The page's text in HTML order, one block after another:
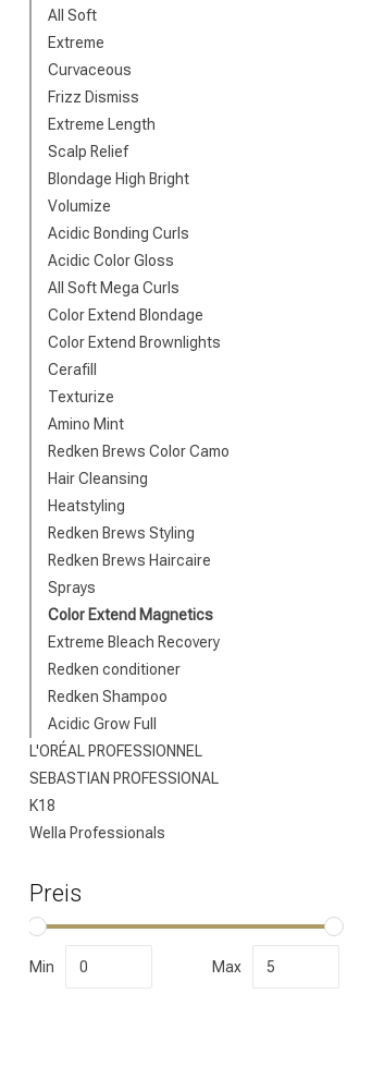
All Soft
Extreme
Curvaceous
Frizz Dismiss
Extreme Length
Scalp Relief
Blondage High Bright
Volumize
Acidic Bonding Curls
Acidic Color Gloss
All Soft Mega Curls
Color Extend Blondage
Color Extend Brownlights
Cerafill
Texturize
Amino Mint
Redken Brews Color Camo
Hair Cleansing
Heatstyling
Redken Brews Styling
Redken Brews Haircaire
Sprays
Color Extend Magnetics
Extreme Bleach Recovery
Redken conditioner
Redken Shampoo
Acidic Grow Full
L'ORÉAL PROFESSIONNEL
SEBASTIAN PROFESSIONAL
K18
Wella Professionals
Preis
Min Max